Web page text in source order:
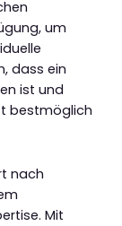
um
dass ein
ist und
bestmöglich
nach
Mit